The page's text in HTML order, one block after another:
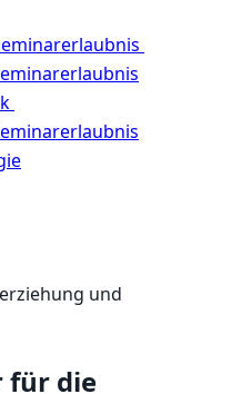
und
für die